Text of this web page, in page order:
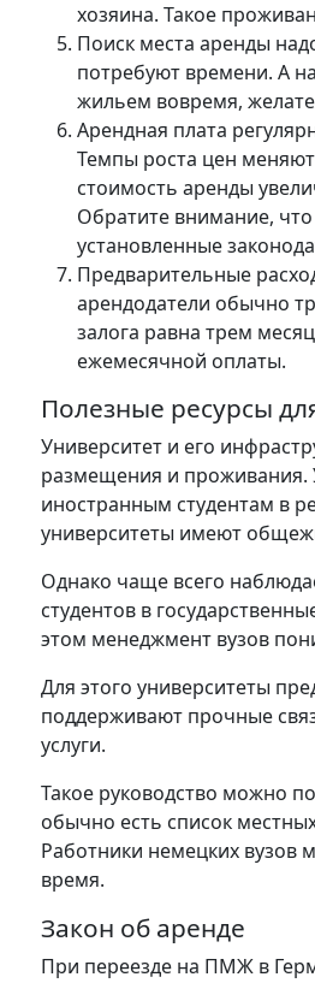
хозяина. Такое
Поиск места аренды
потребуют времени. А
жильем вовремя,
Арендная плата
Темпы роста цен
стоимость аренды
Обратите внимание,
установленные
Предварительные
арендодатели обычно
залога равна трем
ежемесячной оплаты.
Полезные ресурсы
Университет и его
размещения и
иностранным студентам в
университеты имеют
Однако чаще всего
студентов в
этом менеджмент вузов
Для этого университеты
поддерживают прочные
услуги.
Такое руководство можно
обычно есть список
Работники немецких вузов
время.
Закон об аренде
При переезде на ПМЖ в